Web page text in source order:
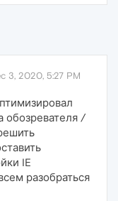
3, 2020, 5:27 PM
обозревателя /
IE
разобраться